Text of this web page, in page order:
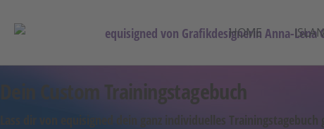
HOME
Dein Custom Trainingstagebuch
Lass dir von equisigned dein ganz individuelles Trainingstagebuch